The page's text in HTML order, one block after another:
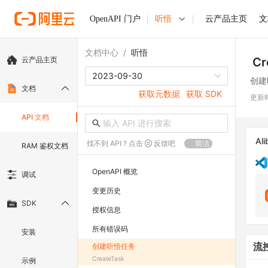
OpenAPI 门户 听悟 云产品主页
云产品主页
文档
API 文档
RAM 鉴权文档
调试
SDK
安装
示例
文档中心 / 听悟
2023-09-30
获取元数据 获取 SDK
找不到 API ? 点击 反馈吧 简洁
OpenAPI 概览
变更历史
授权信息
所有错误码
创建听悟任务
CreateTask
创
更新
流